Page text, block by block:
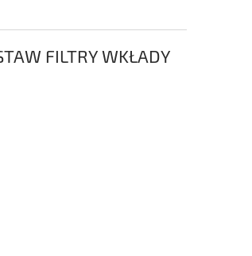
FILTRY WKŁADY